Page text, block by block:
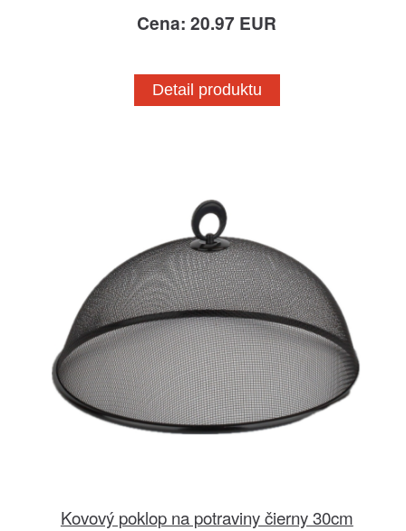
Cena: 20.97 EUR
Detail produktu
Kovový poklop na potraviny čierny 30cm